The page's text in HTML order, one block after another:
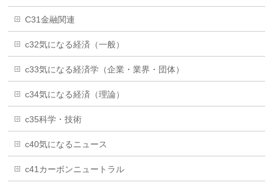
C31金融関連
c32気になる経済（一般）
c33気になる経済学（企業・業界・団体）
c34気になる経済（理論）
c35科学・技術
c40気になるニュース
c41カーボンニュートラル